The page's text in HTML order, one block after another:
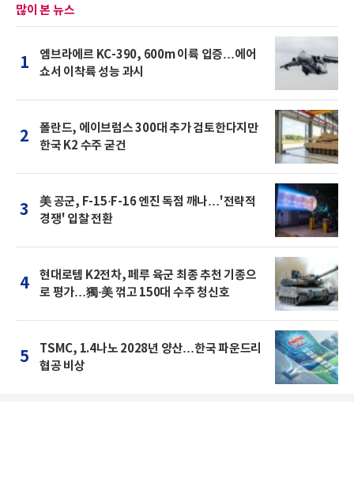
많이 본 뉴스
1
엠브라에르 KC-390, 600m 이륙 입증…에어
쇼서 이착륙 성능 과시
2
폴란드, 에이브럼스 300대 추가 검토한다지만
한국 K2 수주 굳건
3
美 공군, F-15·F-16 엔진 독점 깨나…'전략적
경쟁' 입찰 전환
4
현대로템 K2전차, 페루 육군 최종 추천 기종으
로 평가…獨·美 꺾고 150대 수주 청신호
5
TSMC, 1.4나노 2028년 양산…한국 파운드리
협공 비상